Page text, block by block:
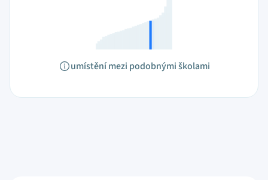
umístění mezi podobnými školami